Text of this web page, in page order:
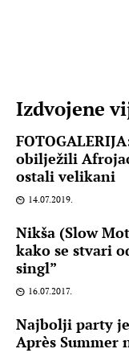
Izdvojene
obilježili
ostali velikani
14.07.2019.
Nikša (Slow
kako se stvari
singl”
16.07.2017.
Najbolji party
Après Summer